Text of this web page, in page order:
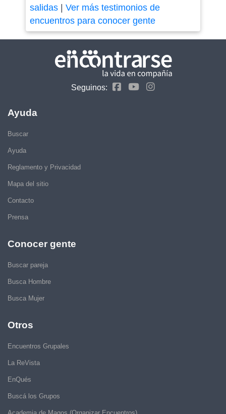
salidas| Ver más testimonios de
encuentros para conocer gente
Seguinos:
Ayuda
Buscar
Ayuda
Reglamento y Privacidad
Mapa del sitio
Contacto
Prensa
Conocer gente
Buscar pareja
Busca Hombre
Busca Mujer
Otros
Encuentros Grupales
La ReVista
EnQués
Buscá los Grupos
Academia de Magos (Organizar Encuentros)